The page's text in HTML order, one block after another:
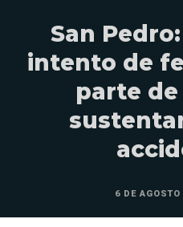
San
intento de
parte
6 DE